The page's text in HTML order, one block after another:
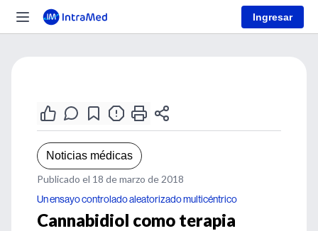
Ingresar
Noticias médicas
Publicado el 18 de marzo de 2018
Un ensayo controlado aleatorizado multicéntrico
Cannabidiol como terapia